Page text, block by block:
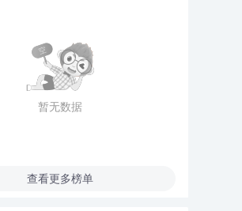
暂无数据
查看更多榜单